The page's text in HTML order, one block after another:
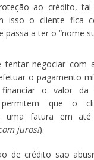
ao crédito, tal
isso o cliente fica
passa a ter o “nome
tentar negociar com
o pagamento
financiar o valor da
permitem que o
uma fatura em
juros!).
de crédito são